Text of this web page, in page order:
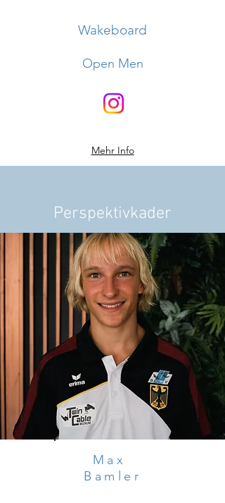
Wakeboard
Open Men
Mehr Info
Perspektivkader
Max
Bamler